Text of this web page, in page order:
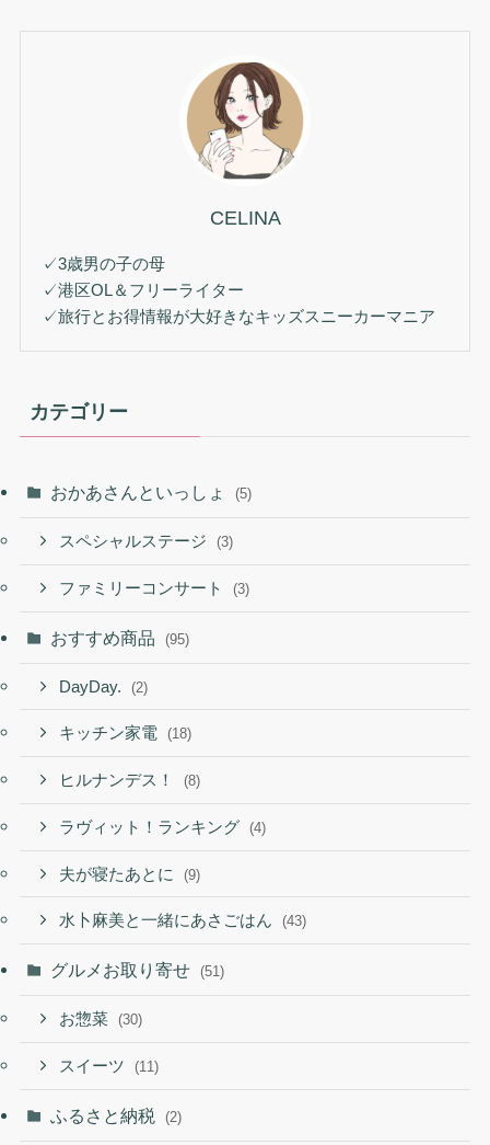
CELINA
✓3歳男の子の母
✓港区OL＆フリーライター
✓旅行とお得情報が大好きなキッズスニーカーマニア
カテゴリー
おかあさんといっしょ (5)
スペシャルステージ (3)
ファミリーコンサート (3)
おすすめ商品 (95)
DayDay. (2)
キッチン家電 (18)
ヒルナンデス！ (8)
ラヴィット！ランキング (4)
夫が寝たあとに (9)
水卜麻美と一緒にあさごはん (43)
グルメお取り寄せ (51)
お惣菜 (30)
スイーツ (11)
ふるさと納税 (2)